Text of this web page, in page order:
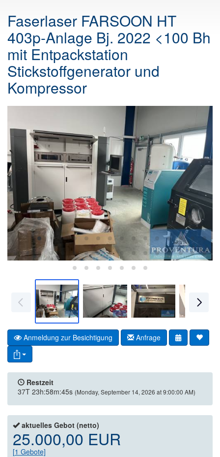
Faserlaser FARSOON HT
403p-Anlage Bj. 2022 <100 Bh
mit Entpackstation
Stickstoffgenerator und
Kompressor
Anmeldung zur Besichtigung Anfrage
Restzeit
37T 23h:58m:44s (Monday, September 14, 2026 at 9:00:00 AM)
aktuelles Gebot (netto)
25.000,00 EUR
[1 Gebote]